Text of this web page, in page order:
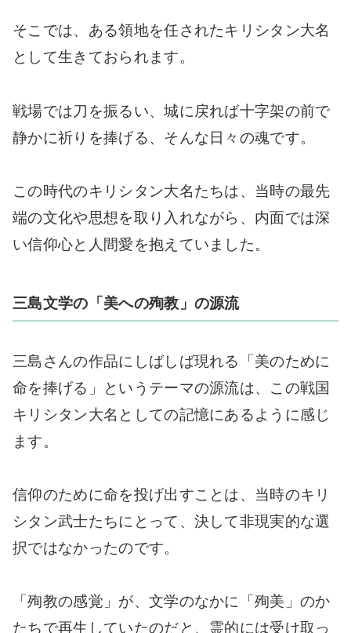
そこでは、ある領地を任されたキリシタン大名
として生きておられます。
戦場では刀を振るい、城に戻れば十字架の前で
静かに祈りを捧げる、そんな日々の魂です。
この時代のキリシタン大名たちは、当時の最先
端の文化や思想を取り入れながら、内面では深
い信仰心と人間愛を抱えていました。
三島文学の「美への殉教」の源流
三島さんの作品にしばしば現れる「美のために
命を捧げる」というテーマの源流は、この戦国
キリシタン大名としての記憶にあるように感じ
ます。
信仰のために命を投げ出すことは、当時のキリ
シタン武士たちにとって、決して非現実的な選
択ではなかったのです。
「殉教の感覚」が、文学のなかに「殉美」のか
たちで再生していたのだと、霊的には受け取っ